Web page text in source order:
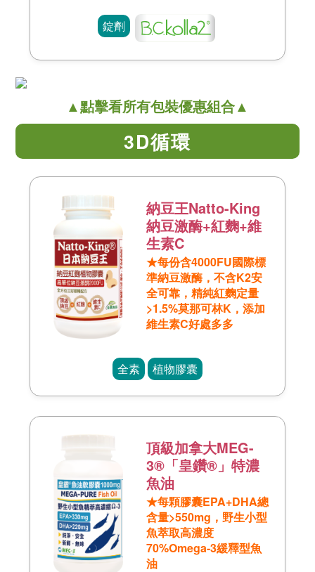
錠劑
▲點擊看所有包裝優惠組合▲
3D循環
納豆王Natto-King
納豆激酶+紅麴+維
生素C
★每份含4000FU國際標
準納豆激酶，不含K2安
全可靠，精純紅麴定量
>1.5%莫那可林K，添加
維生素C好處多多
全素 植物膠囊
頂級加拿大MEG-
3®「皇鑽®」特濃
魚油
★每顆膠囊EPA+DHA總
含量>550mg，野生小型
魚萃取高濃度
70%Omega-3緩釋型魚
油